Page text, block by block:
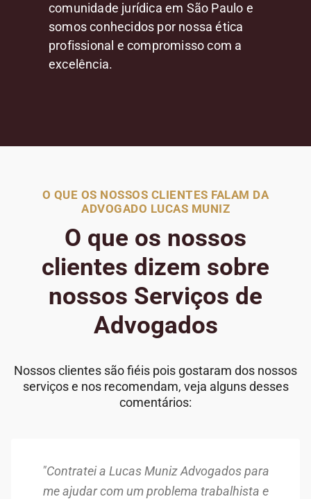
comunidade jurídica em São Paulo e
somos conhecidos por nossa ética
profissional e compromisso com a
excelência.
O QUE OS NOSSOS CLIENTES FALAM DA
ADVOGADO LUCAS MUNIZ
O que os nossos
clientes dizem sobre
nossos Serviços de
Advogados
Nossos clientes são fiéis pois gostaram dos nossos
serviços e nos recomendam, veja alguns desses
comentários:
"Contratei a Lucas Muniz Advogados para
me ajudar com um problema trabalhista e